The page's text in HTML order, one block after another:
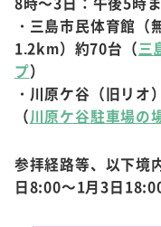
・三島市民体育館（
1.2km）約70台（三
プ）
・川原ケ谷（旧リ
（川原ケ谷駐車場の
参拝経路等、以下境
日8:00～1月3日18:00